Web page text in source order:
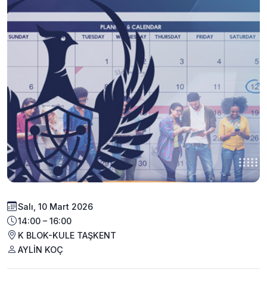
Salı, 10 Mart 2026
14:00 – 16:00
K BLOK-KULE TAŞKENT
AYLİN KOÇ